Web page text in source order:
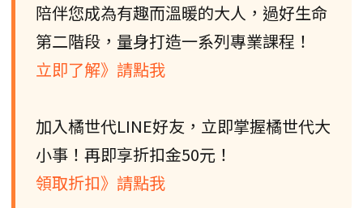
陪伴您成為有趣而溫暖的大人，過好生命
第二階段，量身打造一系列專業課程！
立即了解》請點我
加入橘世代LINE好友，立即掌握橘世代大
小事！再即享折扣金50元！
領取折扣》請點我